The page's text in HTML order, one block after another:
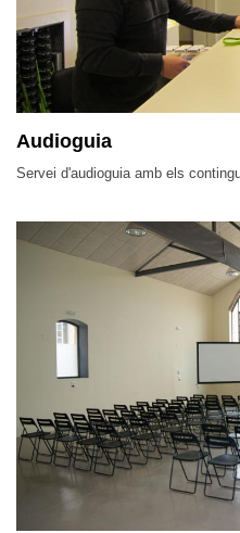
Audioguia
Servei d'audioguia amb els